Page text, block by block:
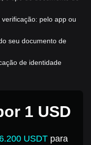
pelo app ou
seu documento de
de identidade
1 USD
6.200 USDTpara